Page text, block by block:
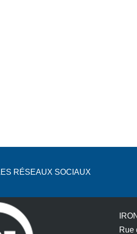
RÉSEAUX SOCIAUX
Rue